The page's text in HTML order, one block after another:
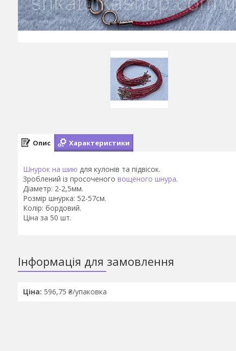
Опис Характеристики
Шнурок на шию для кулонів та підвісок.
Зроблений із просоченого вощеного шнура.
Діаметр: 2-2,5мм.
Розмір шнурка: 52-57см.
Колір: бордовий.
Ціна за 50 шт.
Інформація для замовлення
Ціна: 596,75 ₴/упаковка